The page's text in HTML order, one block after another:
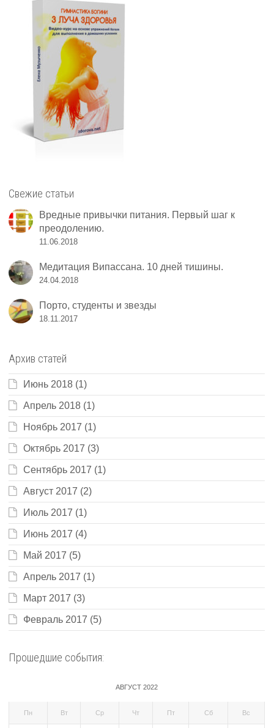
Свежие статьи
Вредные привычки питания. Первый шаг к
преодолению.
11.06.2018
Медитация Випассана. 10 дней тишины.
24.04.2018
Порто, студенты и звезды
18.11.2017
Архив статей
Июнь 2018 (1)
Апрель 2018 (1)
Ноябрь 2017 (1)
Октябрь 2017 (3)
Сентябрь 2017 (1)
Август 2017 (2)
Июль 2017 (1)
Июнь 2017 (4)
Май 2017 (5)
Апрель 2017 (1)
Март 2017 (3)
Февраль 2017 (5)
Прошедшие события:
АВГУСТ 2022
Пн Вт Ср Чт Пт Сб Вс